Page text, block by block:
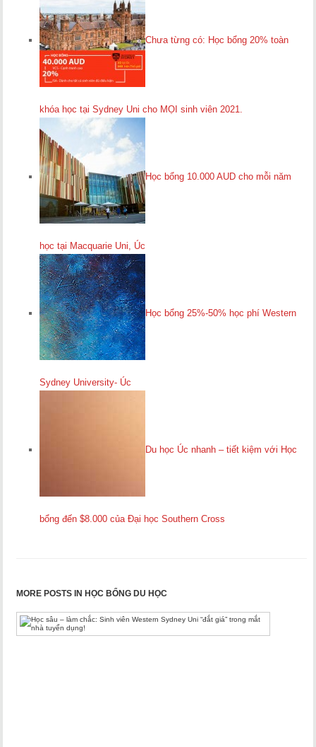
Chưa từng có: Học bổng 20% toàn
khóa học tại Sydney Uni cho MỌI sinh viên 2021.
Học bổng 10.000 AUD cho mỗi năm
học tại Macquarie Uni, Úc
Học bổng 25%-50% học phí Western
Sydney University- Úc
Du học Úc nhanh – tiết kiệm với Học
bổng đến $8.000 của Đại học Southern Cross
MORE POSTS IN HỌC BỔNG DU HỌC